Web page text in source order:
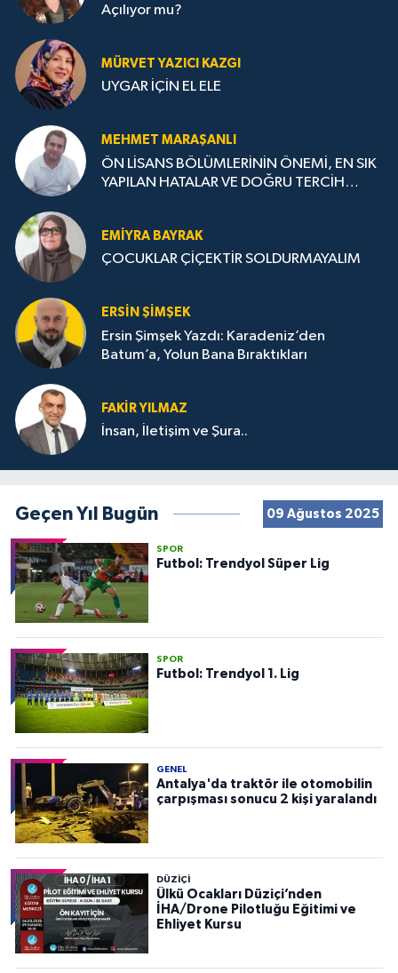
Açılıyor mu?
MÜRVET YAZICI KAZGI
UYGAR İÇİN EL ELE
MEHMET MARAŞANLI
ÖN LİSANS BÖLÜMLERİNİN ÖNEMİ, EN SIK
YAPILAN HATALAR VE DOĞRU TERCİH
EMIYRA BAYRAK
ÇOCUKLAR ÇİÇEKTİR SOLDURMAYALIM
ERSIN ŞIMŞEK
Ersin Şimşek Yazdı: Karadeniz’den
Batum’a, Yolun Bana Bıraktıkları
FAKIR YILMAZ
İnsan, İletişim ve Şura..
Geçen Yıl Bugün 09 Ağustos 2025
SPOR
Futbol: Trendyol Süper Lig
SPOR
Futbol: Trendyol 1. Lig
GENEL
Antalya'da traktör ile otomobilin
çarpışması sonucu 2 kişi yaralandı
DÜZIÇI
Ülkü Ocakları Düziçi’nden
İHA/Drone Pilotluğu Eğitimi ve
Ehliyet Kursu